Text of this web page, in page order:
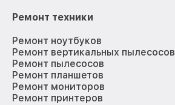
Ремонт техники
Ремонт ноутбуков
Ремонт вертикальных пылесосов
Ремонт пылесосов
Ремонт планшетов
Ремонт мониторов
Ремонт принтеров